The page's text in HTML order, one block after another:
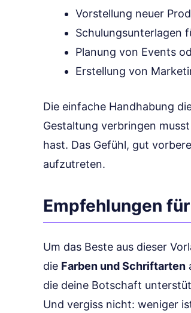
Vorstellung neuer
Schulungsunterlagen
Planung von Events
Erstellung von
Die einfache Handhabung
Gestaltung verbringen
hast. Das Gefühl, gut
aufzutreten.
Empfehlungen
Um das Beste aus dieser
die Farben und Schriftarten
die deine Botschaft
Und vergiss nicht: weniger